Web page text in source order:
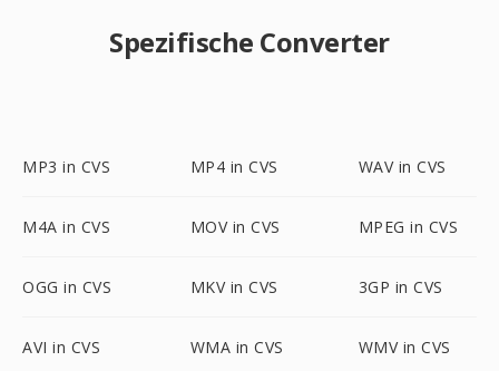
Spezifische Converter
MP3 in CVS MP4 in CVS WAV in CVS
M4A in CVS MOV in CVS MPEG in CVS
OGG in CVS MKV in CVS 3GP in CVS
AVI in CVS WMA in CVS WMV in CVS